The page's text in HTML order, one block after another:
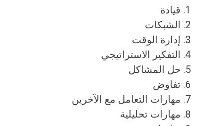
قيادة
الشبكات
إدارة الوقت
التفكير الاستراتيجي
حل المشاكل
تفاوض
مهارات التعامل مع الآخرين
مهارات تحليلية